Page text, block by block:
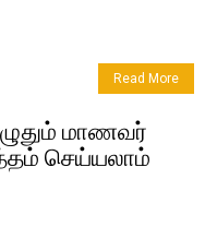
Read More
மாணவர்
செய்​ய​லாம்